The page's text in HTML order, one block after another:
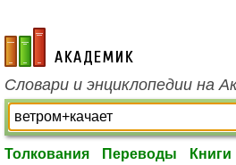
academic.ru
Словари и энциклопедии на
Толкования Переводы Книги